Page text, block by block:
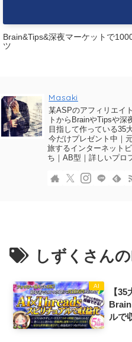
Brain&Tips&深夜マーケットで
ツ
Masaki
某ASPのアフィリエイ
トからBrainやTipsや深
目指して作っている35
今だけプレゼント中｜
旅するインターネット
ち｜AB型｜詳しいプロ
しずくさん
AI
【
ルで